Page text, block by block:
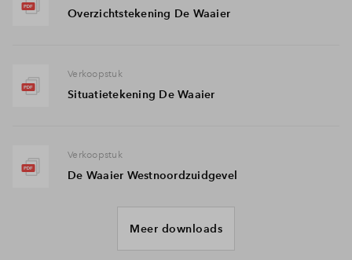
Overzichtstekening De Waaier
Verkoopstuk
Situatietekening De Waaier
Verkoopstuk
De Waaier Westnoordzuidgevel
Meer downloads